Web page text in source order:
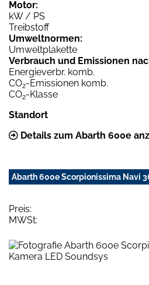
Motor:
kW / PS
Treibstoff
Umweltnormen:
Umweltplakette
Verbrauch und Emissionen
Energieverbr. komb.
CO2-Emissionen komb.
CO2-Klasse
Standort
Details zum Abarth 600e
Abarth 600e Scorpionissima Navi
Preis:
MWSt: